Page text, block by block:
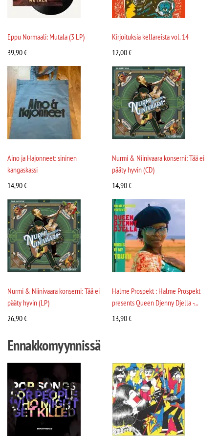
Eppu Normaali: Mutala (3 LP)
39,90€
Kirjoituksia kellareista vol. 14
12,00€
Aino ja Hajonneet: sininen
kangaskassi
14,90€
Nurmi & Niinivaara konserni: Tää ei
pääty hyvin (CD)
14,90€
Nurmi & Niinivaara konserni: Tää ei
pääty hyvin (LP)
26,90€
Halme Prospekt : Halme Prospekt
presents Queen Djenny Djella -...
13,90€
Ennakkomyynnissä